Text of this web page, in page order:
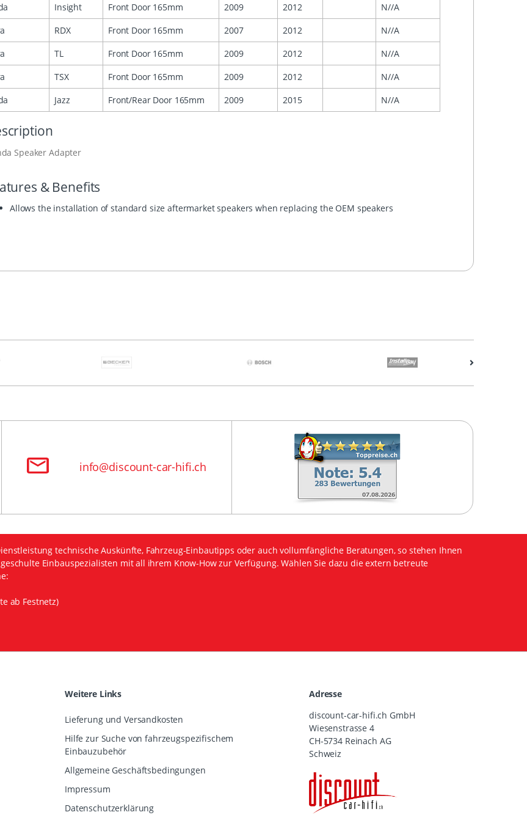
Insight Front Door 165mm 2009 2012
N//A
RDX Front Door 165mm 2007 2012
N//A
TL Front Door 165mm 2009 2012
N//A
TSX Front Door 165mm 2009 2012
N//A
Jazz Front/Rear Door 165mm 2009 2015 N//A
Speaker Adapter
& Benefits
Allows the installation of standard size aftermarket speakers when replacing the OEM speakers
info@discount-car-hifi.ch
technische Auskünfte, Fahrzeug-Einbautipps oder auch vollumfängliche Beratungen, so stehen Ihnen
Einbauspezialisten mit all ihrem Know-How zur Verfügung. Wählen Sie dazu die extern betreute
ab Festnetz)
Weitere Links
Lieferung und Versandkosten
Hilfe zur Suche von fahrzeugspezifischem
Einbauzubehör
Allgemeine Geschäftsbedingungen
Impressum
Datenschutzerklärung
Adresse
discount-car-hifi.ch GmbH
Wiesenstrasse 4
CH-5734 Reinach AG
Schweiz